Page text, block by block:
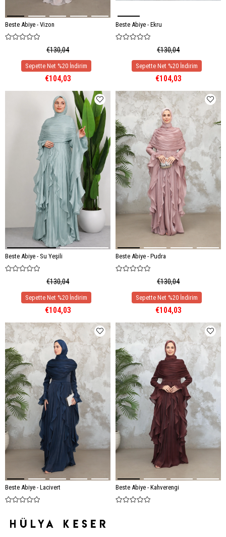
Beste Abiye - Vizon
€130,04
€104,03
Beste Abiye - Ekru
€130,04
€104,03
Beste Abiye - Su Yeşili
€130,04
€104,03
Beste Abiye - Pudra
€130,04
€104,03
Beste Abiye - Lacivert Beste Abiye - Kahverengi